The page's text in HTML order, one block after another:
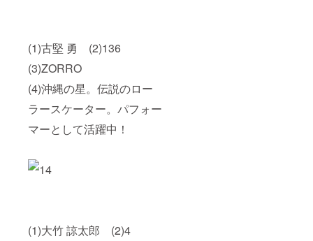
(1)古堅 勇 (2)136
(3)ZORRO
(4)沖縄の星。伝説のロー
ラースケーター。パフォー
マーとして活躍中！
(1)大竹 諒太郎 (2)4